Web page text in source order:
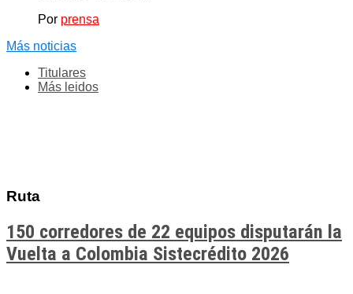
Por prensa
Más noticias
Titulares
Más leidos
Ruta
150 corredores de 22 equipos disputarán la
Vuelta a Colombia Sistecrédito 2026